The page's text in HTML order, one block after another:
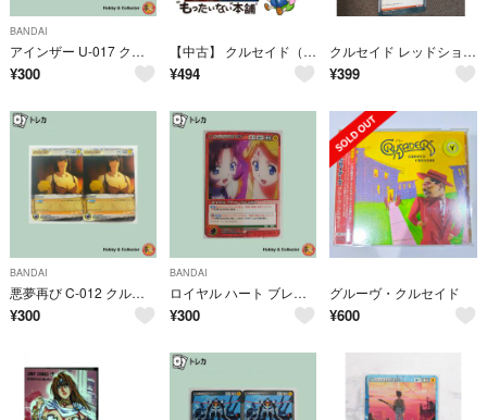
BANDAI
アインザー U-017 クルセイド 2枚 ( #9105 )
¥300
【中古】 クルセイド（1）
¥494
クルセイド レッドショルダー
¥399
BANDAI
悪夢再び C-012 クルセイド 2枚 ( #11220 )
¥300
BANDAI
ロイヤル ハート ブレイカー C-053 クルセイド ( #15204 )
¥300
グルーヴ・クルセイド
¥600